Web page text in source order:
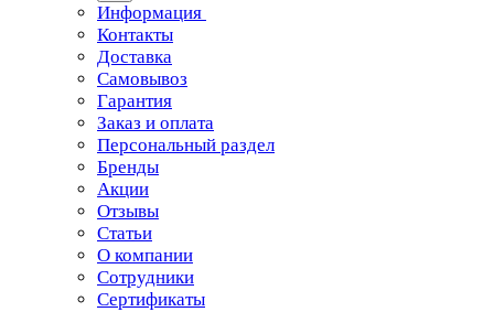
Информация
Контакты
Доставка
Самовывоз
Гарантия
Заказ и оплата
Персональный раздел
Бренды
Акции
Отзывы
Статьи
О компании
Сотрудники
Сертификаты